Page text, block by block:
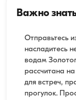
Важно
Отправьтесь
насладитесь
водам
рассчитана
для встреч,
прогулок.